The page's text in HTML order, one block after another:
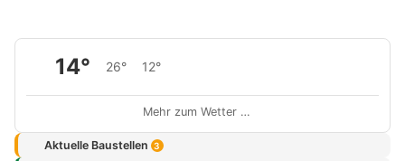
14° 26° 12°
Mehr zum Wetter …
Aktuelle Baustellen 3